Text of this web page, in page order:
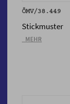
ÖMV/38.449
Stickmuster
_MEHR